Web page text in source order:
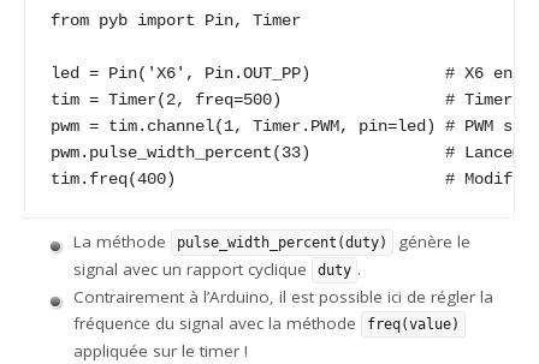
from pyb import Pin, Timer
led = Pin('X6', Pin.OUT_PP)              # X6 en
tim = Timer(2, freq=500)                 # Timer 2
pwm = tim.channel(1, Timer.PWM, pin=led) # PWM
pwm.pulse_width_percent(33)              #
tim.freq(400)                            #
La méthode pulse_width_percent(duty)
génère le
signal avec un rapport cyclique
duty .
Contrairement à l’Arduino, il est possible ici de régler la
fréquence du signal avec la méthode
freq(value)
appliquée sur le timer !